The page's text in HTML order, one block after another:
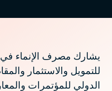
يشارك مصرف الإنماء
للتمويل والاستثمار